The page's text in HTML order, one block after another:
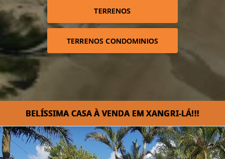
TERRENOS
TERRENOS CONDOMINIOS
BELÍSSIMA CASA À VENDA EM XANGRI-LÁ!!!